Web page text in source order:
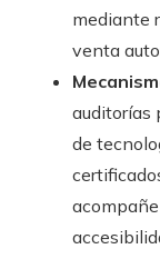
mediante
venta
auditorías
de